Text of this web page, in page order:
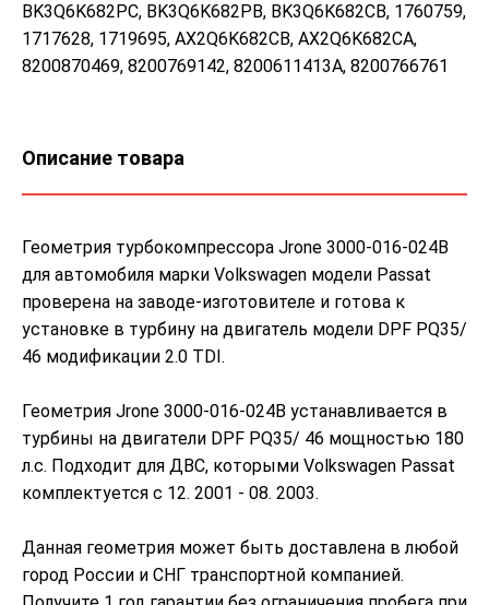
BK3Q6K682PC, BK3Q6K682PB, BK3Q6K682CB, 1760759,
1717628, 1719695, AX2Q6K682CB, AX2Q6K682CA,
8200870469, 8200769142, 8200611413A, 8200766761
Описание товара
Геометрия турбокомпрессора Jrone 3000-016-024B
для автомобиля марки Volkswagen модели Passat
проверена на заводе-изготовителе и готова к
установке в турбину на двигатель модели DPF PQ35/
46 модификации 2.0 TDI.
Геометрия Jrone 3000-016-024B устанавливается в
турбины на двигатели DPF PQ35/ 46 мощностью 180
л.с. Подходит для ДВС, которыми Volkswagen Passat
комплектуется с 12. 2001 - 08. 2003.
Данная геометрия может быть доставлена в любой
город России и СНГ транспортной компанией.